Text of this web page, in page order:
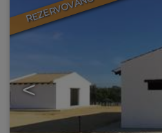
REZERVOVANO
<